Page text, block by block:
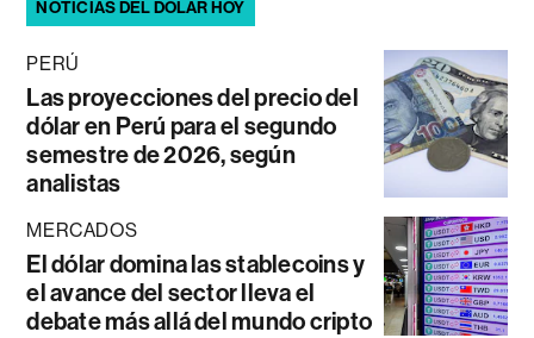
NOTICIAS DEL DÓLAR HOY
PERÚ
Las proyecciones del precio del
dólar en Perú para el segundo
semestre de 2026, según
analistas
MERCADOS
El dólar domina las stablecoins y
el avance del sector lleva el
debate más allá del mundo cripto